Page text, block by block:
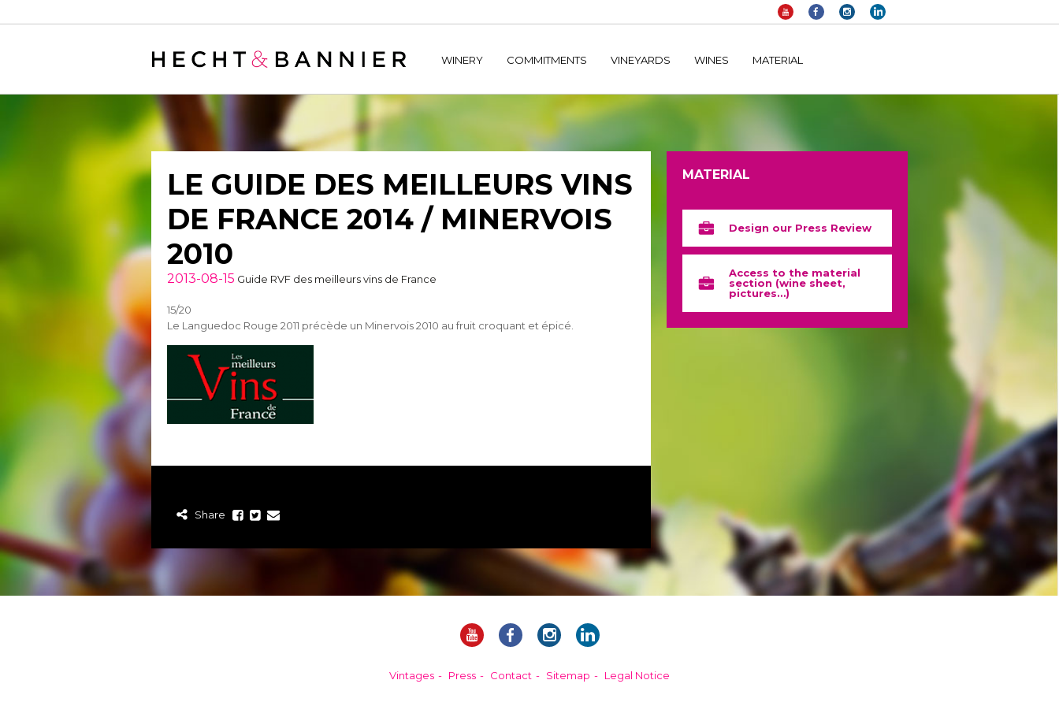
/home/hechtetb/hechtbannier.com/wp-content/plugins/duracelltomi-google-tag-manager/public/frontend.php
WINERY COMMITMENTS VINEYARDS WINES MATERIAL
LE GUIDE DES MEILLEURS VINS
DE FRANCE 2014 / MINERVOIS
2010
2013-08-15 Guide RVF des meilleurs vins de France
15/20
Le Languedoc Rouge 2011 précède un Minervois 2010 au fruit croquant et épicé.
Share
MATERIAL
Design our Press Review
Access to the material
section (wine sheet,
pictures…)
Vintages Press Contact Sitemap Legal Notice